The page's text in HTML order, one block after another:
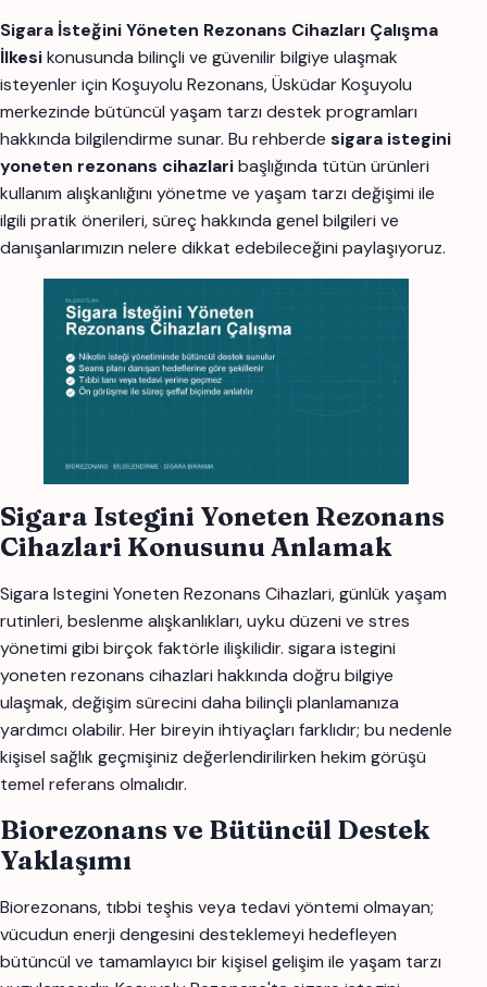
Sigara İsteğini Yöneten Rezonans Cihazları Çalışma
İlkesikonusunda bilinçli ve güvenilir bilgiye ulaşmak
isteyenler için Koşuyolu Rezonans, Üsküdar Koşuyolu
merkezinde bütüncül yaşam tarzı destek programları
hakkında bilgilendirme sunar. Bu rehberde sigara istegini
yoneten rezonans cihazlaribaşlığında tütün ürünleri
kullanım alışkanlığını yönetme ve yaşam tarzı değişimi ile
ilgili pratik önerileri, süreç hakkında genel bilgileri ve
danışanlarımızın nelere dikkat edebileceğini paylaşıyoruz.
Sigara Istegini Yoneten Rezonans
Cihazlari Konusunu Anlamak
Sigara Istegini Yoneten Rezonans Cihazlari, günlük yaşam
rutinleri, beslenme alışkanlıkları, uyku düzeni ve stres
yönetimi gibi birçok faktörle ilişkilidir. sigara istegini
yoneten rezonans cihazlari hakkında doğru bilgiye
ulaşmak, değişim sürecini daha bilinçli planlamanıza
yardımcı olabilir. Her bireyin ihtiyaçları farklıdır; bu nedenle
kişisel sağlık geçmişiniz değerlendirilirken hekim görüşü
temel referans olmalıdır.
Biorezonans ve Bütüncül Destek
Yaklaşımı
Biorezonans, tıbbi teşhis veya tedavi yöntemi olmayan;
vücudun enerji dengesini desteklemeyi hedefleyen
bütüncül ve tamamlayıcı bir kişisel gelişim ile yaşam tarzı